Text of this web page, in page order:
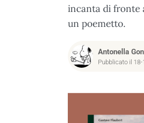
incanta di fronte
un poemetto.
Antonella
Pubblicato il